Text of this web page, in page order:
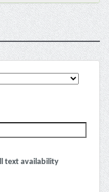
text availability